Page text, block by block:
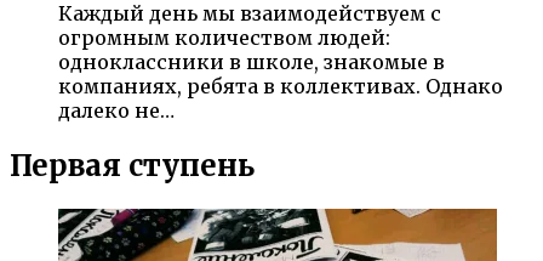
Каждый день мы взаимодействуем с
огромным количеством людей:
одноклассники в школе, знакомые в
компаниях, ребята в коллективах. Однако
далеко не…
Первая ступень